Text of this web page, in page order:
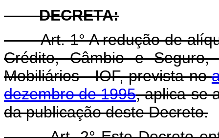
DECRETA:
Art. 1° A redução de
Crédito, Câmbio e
Mobiliários - IOF, prevista no
dezembro de 1995, aplica-se
da publicação deste Decreto.